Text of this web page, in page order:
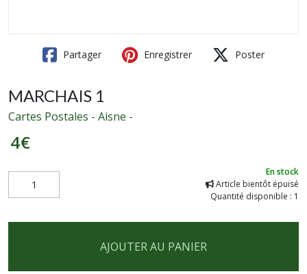
Partager Enregistrer Poster
MARCHAIS 1
Cartes Postales - Aisne -
4€
En stock
Article bientôt épuisé
Quantité disponible : 1
AJOUTER AU PANIER